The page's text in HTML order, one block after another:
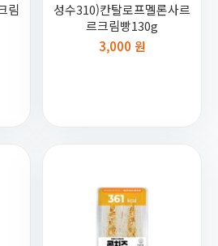
림
성수310)칸탈로프멜론사르
르크림빵130g
3,000 원